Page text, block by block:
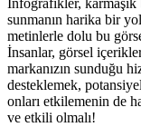
İnfografikler, karmaşık
sunmanın harika bir
metinlerle dolu bu
İnsanlar, görsel
markanızın sunduğu
desteklemek,
onları etkilemenin de
ve etkili olmalı!